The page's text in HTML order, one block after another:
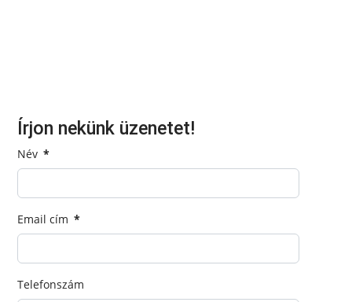
Írjon nekünk üzenetet!
Név *
Email cím *
Telefonszám